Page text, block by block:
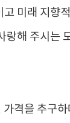
미래 지향
해 주시는
격을 추구